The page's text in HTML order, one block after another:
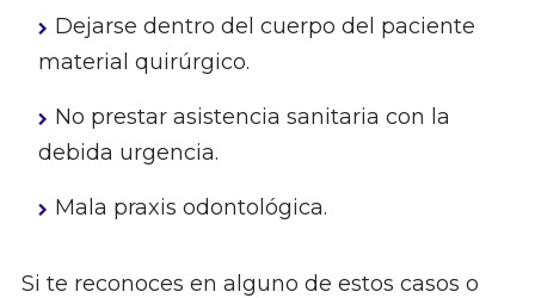
Dejarse dentro del cuerpo del paciente
material quirúrgico.
No prestar asistencia sanitaria con la
debida urgencia.
Mala praxis odontológica.
Si te reconoces en alguno de estos casos o